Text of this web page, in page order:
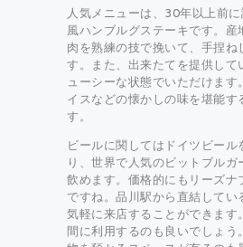
人気メニューは、30年以上前
風ハンブルグステーキです。産
肉を熟練の技で挽いて、手捏ね
す。また、出来たてを提供して
ューシーな状態でいただけます
イスなどの懐かしの味を堪能す
す。
ビールに関してはドイツビール
り、世界で人気のビットブル
飲めます。価格的にもリーズナ
ですね。品川駅から直結してい
気軽に来店することができます
間に利用するのも良いでしょう